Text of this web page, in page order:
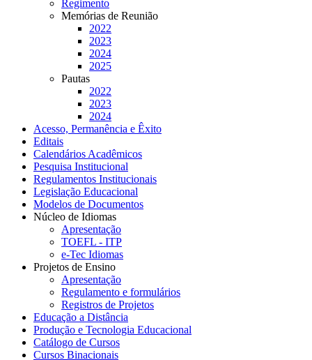
Regimento
Memórias de Reunião
2022
2023
2024
2025
Pautas
2022
2023
2024
Acesso, Permanência e Êxito
Editais
Calendários Acadêmicos
Pesquisa Institucional
Regulamentos Institucionais
Legislação Educacional
Modelos de Documentos
Núcleo de Idiomas
Apresentação
TOEFL - ITP
e-Tec Idiomas
Projetos de Ensino
Apresentação
Regulamento e formulários
Registros de Projetos
Educação a Distância
Produção e Tecnologia Educacional
Catálogo de Cursos
Cursos Binacionais